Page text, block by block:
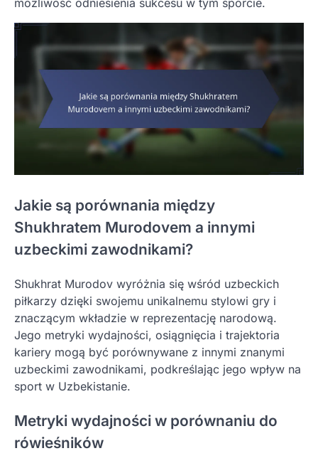
możliwość odniesienia sukcesu w tym sporcie.
Jakie są porównania między
Shukhratem Murodovem a innymi
uzbeckimi zawodnikami?
Shukhrat Murodov wyróżnia się wśród uzbeckich
piłkarzy dzięki swojemu unikalnemu stylowi gry i
znaczącym wkładzie w reprezentację narodową.
Jego metryki wydajności, osiągnięcia i trajektoria
kariery mogą być porównywane z innymi znanymi
uzbeckimi zawodnikami, podkreślając jego wpływ na
sport w Uzbekistanie.
Metryki wydajności w porównaniu do
rówieśników